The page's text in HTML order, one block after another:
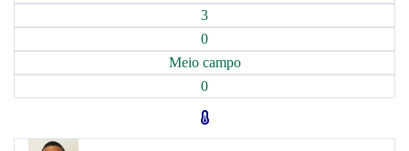
3
0
Meio campo
0